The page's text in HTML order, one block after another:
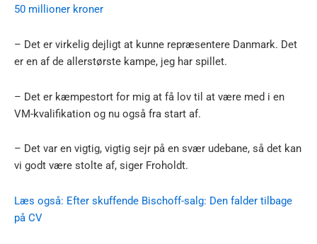
50 millioner kroner
– Det er virkelig dejligt at kunne repræsentere Danmark. Det
er en af de allerstørste kampe, jeg har spillet.
– Det er kæmpestort for mig at få lov til at være med i en
VM-kvalifikation og nu også fra start af.
– Det var en vigtig, vigtig sejr på en svær udebane, så det kan
vi godt være stolte af, siger Froholdt.
Læs også: Efter skuffende Bischoff-salg: Den falder tilbage
på CV